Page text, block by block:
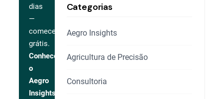
dias
—
comece
grátis.
Conhecer
o
Aegro
Insights
Categorias
Aegro Insights
Agricultura de Precisão
Consultoria